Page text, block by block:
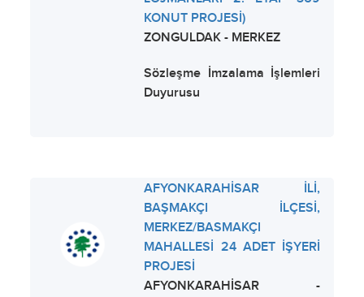
KONUT PROJESİ)
ZONGULDAK - MERKEZ
Sözleşme İmzalama İşlemleri
Duyurusu
AFYONKARAHİSAR İLİ,
BAŞMAKÇI İLÇESİ,
MERKEZ/BASMAKÇI
MAHALLESİ 24 ADET İŞYERİ
PROJESİ
AFYONKARAHİSAR -